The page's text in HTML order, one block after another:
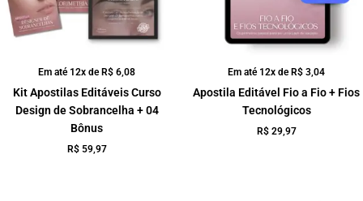
Em até 12x de R$ 6,08
Kit Apostilas Editáveis Curso
Design de Sobrancelha + 04
Bônus
R$59,97
Em até 12x de R$ 3,04
Apostila Editável Fio a Fio + Fios
Tecnológicos
R$29,97